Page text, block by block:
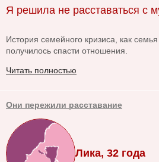
Я решила не расставаться с
История семейного кризиса, как
получилось спасти отношения.
Читать полностью
Они пережили расставание
Лика, 32 года